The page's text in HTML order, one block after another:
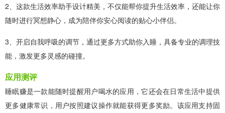
2、这款生活效率助手设计精美，不仅能帮你提升生活效率，还能让你
随时进行冥想静心，成为陪伴你安心阅读的贴心小伴侣。
3、开启自我呼吸的调节，通过更多方式助你入睡，具备专业的调理技
能，激发更多灵感的碰撞。
应用测评
睡眠赚是一款能随时提醒用户喝水的应用，它还会在日常生活中提供
更多健康常识，用户按照建议操作就能获得更多奖励。该应用支持固